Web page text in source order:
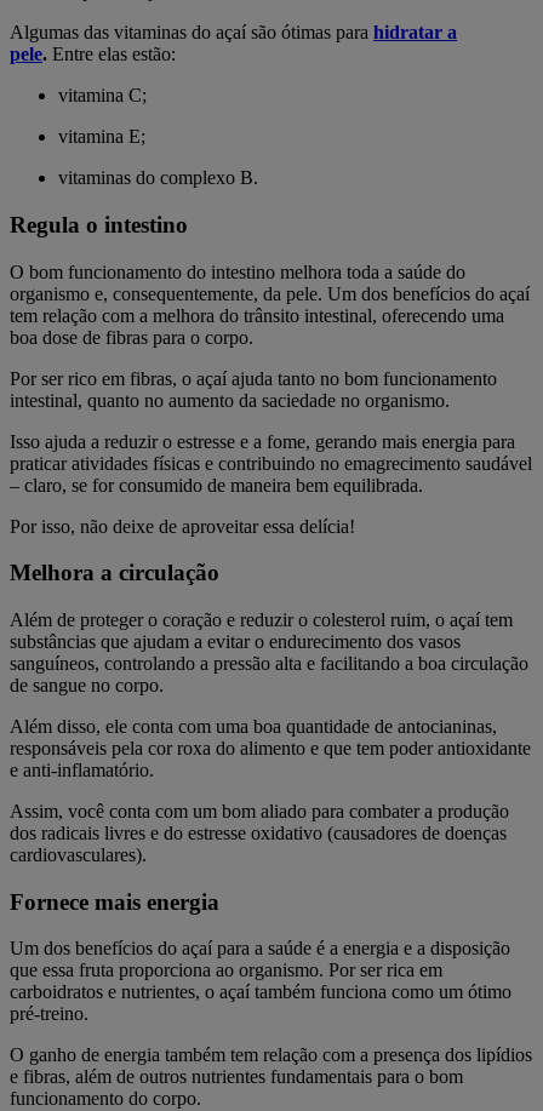
Algumas das vitaminas do açaí são ótimas para hidratar a
pele. Entre elas estão:
vitamina C;
vitamina E;
vitaminas do complexo B.
Regula o intestino
O bom funcionamento do intestino melhora toda a saúde do
organismo e, consequentemente, da pele. Um dos benefícios do açaí
tem relação com a melhora do trânsito intestinal, oferecendo uma
boa dose de fibras para o corpo.
Por ser rico em fibras, o açaí ajuda tanto no bom funcionamento
intestinal, quanto no aumento da saciedade no organismo.
Isso ajuda a reduzir o estresse e a fome, gerando mais energia para
praticar atividades físicas e contribuindo no emagrecimento saudável
– claro, se for consumido de maneira bem equilibrada.
Por isso, não deixe de aproveitar essa delícia!
Melhora a circulação
Além de proteger o coração e reduzir o colesterol ruim, o açaí tem
substâncias que ajudam a evitar o endurecimento dos vasos
sanguíneos, controlando a pressão alta e facilitando a boa circulação
de sangue no corpo.
Além disso, ele conta com uma boa quantidade de antocianinas,
responsáveis pela cor roxa do alimento e que tem poder antioxidante
e anti-inflamatório.
Assim, você conta com um bom aliado para combater a produção
dos radicais livres e do estresse oxidativo (causadores de doenças
cardiovasculares).
Fornece mais energia
Um dos benefícios do açaí para a saúde é a energia e a disposição
que essa fruta proporciona ao organismo. Por ser rica em
carboidratos e nutrientes, o açaí também funciona como um ótimo
pré-treino.
O ganho de energia também tem relação com a presença dos lipídios
e fibras, além de outros nutrientes fundamentais para o bom
funcionamento do corpo.